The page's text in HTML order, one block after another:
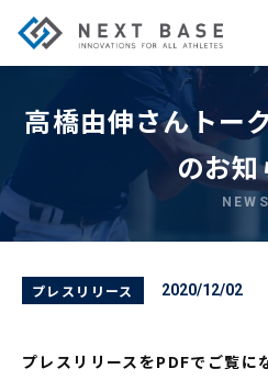
高橋由伸さんトー
のお知
NEWS
プレスリリース 2020/12/02
プレスリリースをPDFでご覧に